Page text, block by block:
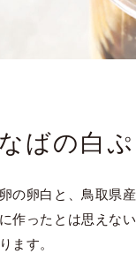
ばの白
の卵白と、鳥取県
作ったとは思えな
ます。